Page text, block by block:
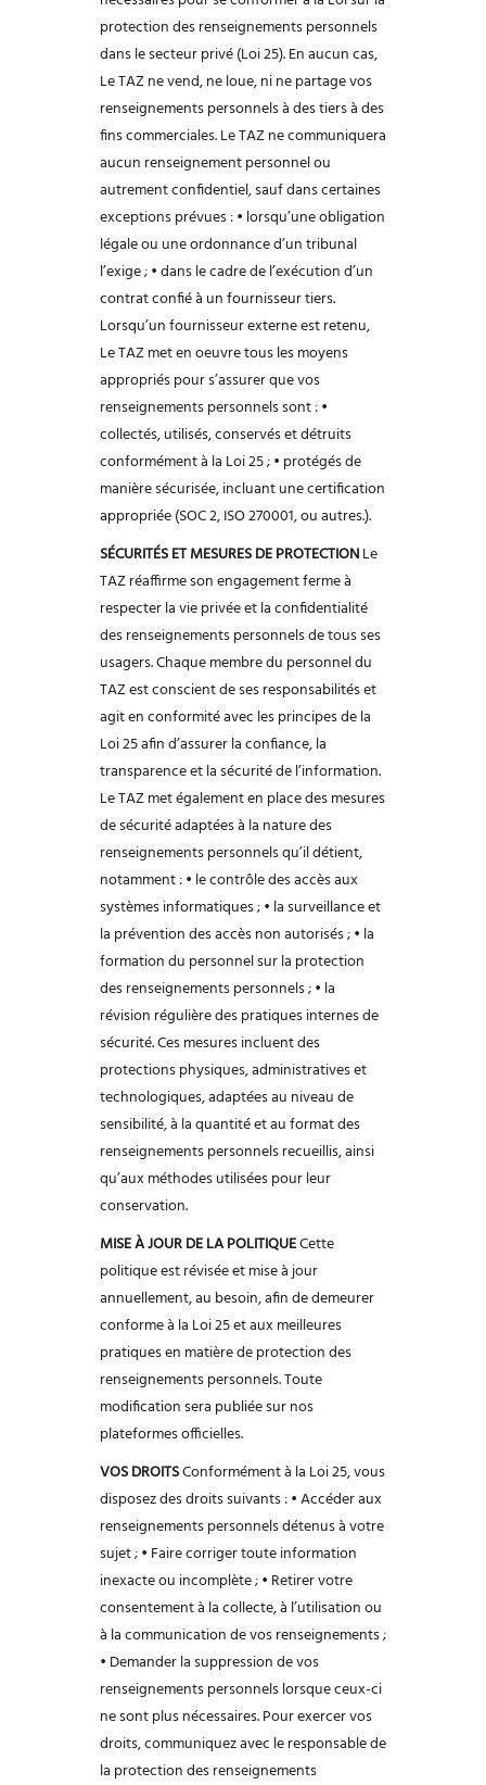
protection des renseignements personnels
dans le secteurprivé (Loi 25). En aucun cas,
Le TAZ ne vend, ne loue, ni ne partage vos
renseignements personnels à des tiers à des
fins commerciales.Le TAZ ne communiquera
aucun renseignement personnel ou
autrementconfidentiel, sauf dans certaines
exceptions prévues :• lorsqu’une obligation
légale ou une ordonnance d’un tribunal
l’exige ;• dans le cadre de l’exécution d’un
contrat confié à un fournisseur tiers.
Lorsqu’un fournisseur externe est retenu,
Le TAZ met en oeuvre tous les moyens
appropriés pour s’assurer que vos
renseignements personnels sont :•
collectés, utilisés, conservés et détruits
conformément à la Loi 25 ;• protégés de
manière sécurisée, incluant une certification
appropriée (SOC 2,ISO 270001, ou autres.).
SÉCURITÉS ET MESURES DE PROTECTIONLe
TAZ réaffirme son engagement ferme à
respecter la vie privée et la confidentialité
des renseignements personnels de tous ses
usagers. Chaque membre du personneldu
TAZ est conscient de ses responsabilités et
agit en conformité avec les principesde la
Loi 25 afin d’assurer la confiance, la
transparence et la sécurité de l’information.
Le TAZ met également en place des mesures
de sécurité adaptées à la nature des
renseignements personnels qu’il détient,
notamment :• le contrôle des accès aux
systèmes informatiques ;• la surveillance et
la prévention des accès non autorisés ;• la
formation du personnel sur la protection
des renseignements personnels ;• la
révision régulière des pratiques internes de
sécurité.Ces mesures incluent des
protections physiques, administratives et
technologiques,adaptées au niveau de
sensibilité, à la quantité et au format des
renseignementspersonnels recueillis, ainsi
qu’aux méthodes utilisées pour leur
conservation.
MISE À JOUR DE LA POLITIQUECette
politique est révisée et mise à jour
annuellement, au besoin, afin de demeurer
conforme à la Loi 25 et aux meilleures
pratiques en matière de protection des
renseignements personnels. Toute
modification sera publiée sur nos
plateformesofficielles.
VOS DROITSConformément à la Loi 25, vous
disposez des droits suivants :• Accéder aux
renseignements personnels détenus à votre
sujet ;• Faire corriger toute information
inexacte ou incomplète ;• Retirer votre
consentement à la collecte, à l’utilisation ou
à la communicationde vos renseignements ;
• Demander la suppression de vos
renseignements personnels lorsque ceux-ci
ne sont plus nécessaires.Pour exercer vos
droits, communiquez avec le responsable de
la protection desrenseignements